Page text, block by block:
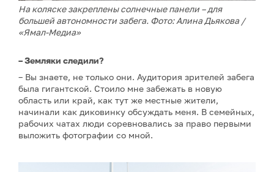
На коляске закреплены солнечные панели – для
большей автономности забега. Фото: Алина Дьякова /
«Ямал-Медиа»
– Земляки следили?
– Вы знаете, не только они. Аудитория зрителей забега
была гигантской. Стоило мне забежать в новую
область или край, как тут же местные жители,
начинали как диковинку обсуждать меня. В семейных,
рабочих чатах люди соревновались за право первыми
выложить фотографии со мной.